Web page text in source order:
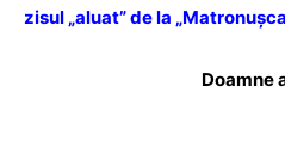
zisul „aluat” de la
Doamne